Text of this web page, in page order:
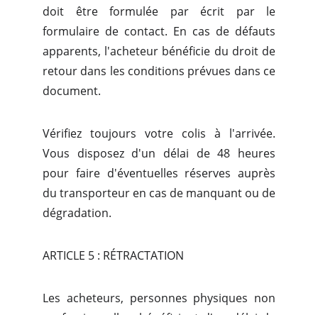
doit être formulée par écrit par le
formulaire de contact. En cas de défauts
apparents, l'acheteur bénéficie du droit de
retour dans les conditions prévues dans ce
document.
Vérifiez toujours votre colis à l'arrivée.
Vous disposez d'un délai de 48 heures
pour faire d'éventuelles réserves auprès
du transporteur en cas de manquant ou de
dégradation.
ARTICLE 5 : RÉTRACTATION
Les acheteurs, personnes physiques non